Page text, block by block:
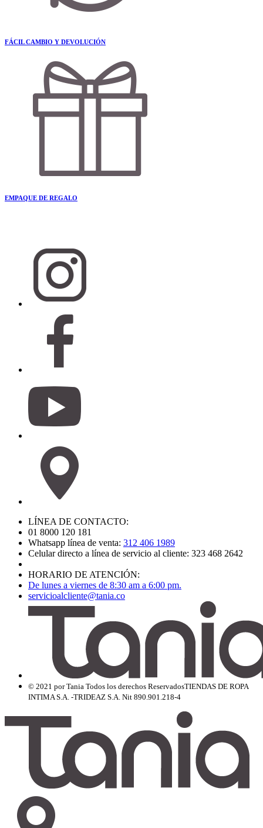
FÁCIL CAMBIO Y DEVOLUCIÓN
EMPAQUE DE REGALO
LÍNEA DE CONTACTO:
01 8000 120 181
Whatsapp línea de venta: 312 406 1989
Celular directo a línea de servicio al cliente: 323 468 2642
HORARIO DE ATENCIÓN:
De lunes a viernes de 8:30 am a 6:00 pm.
servicioalcliente@tania.co
© 2021 por Tania Todos los derechos ReservadosTIENDAS DE ROPA
INTIMA S.A. -TRIDEAZ S.A. Nit 890.901.218-4